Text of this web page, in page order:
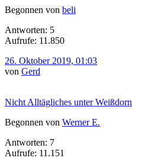
Begonnen von beli
Antworten: 5
Aufrufe: 11.850
26. Oktober 2019, 01:03
von Gerd
Nicht Alltägliches unter Weißdorn
Begonnen von Werner E.
Antworten: 7
Aufrufe: 11.151